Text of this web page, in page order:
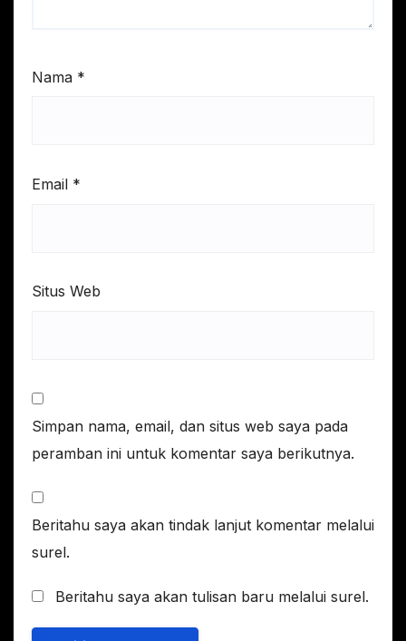
Nama *
Email *
Situs Web
Simpan nama, email, dan situs web saya pada
peramban ini untuk komentar saya berikutnya.
Beritahu saya akan tindak lanjut komentar melalui
surel.
Beritahu saya akan tulisan baru melalui surel.